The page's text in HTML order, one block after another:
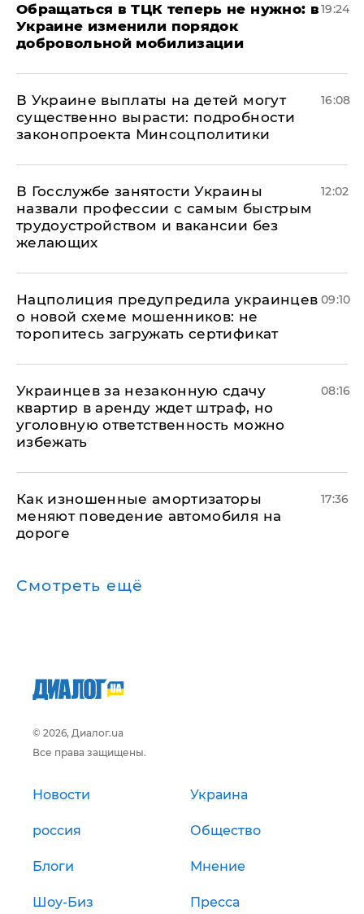
Обращаться в ТЦК теперь не нужно: в
Украине изменили порядок
добровольной мобилизации
19:24
В Украине выплаты на детей могут
существенно вырасти: подробности
законопроекта Минсоцполитики
16:08
В Госслужбе занятости Украины
назвали профессии с самым быстрым
трудоустройством и вакансии без
желающих
12:02
Нацполиция предупредила украинцев
о новой схеме мошенников: не
торопитесь загружать сертификат
09:10
Украинцев за незаконную сдачу
квартир в аренду ждет штраф, но
уголовную ответственность можно
избежать
08:16
Как изношенные амортизаторы
меняют поведение автомобиля на
дороге
17:36
Смотреть ещё
© 2026, Диалог.ua
Все права защищены.
Новости Украина
россия Общество
Блоги Мнение
Шоу-Биз Пресса